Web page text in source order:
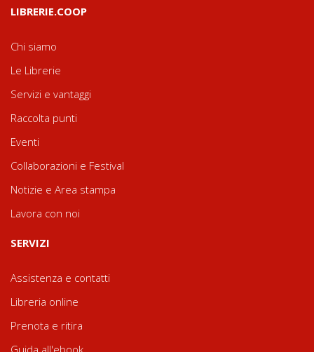
LIBRERIE.COOP
Chi siamo
Le Librerie
Servizi e vantaggi
Raccolta punti
Eventi
Collaborazioni e Festival
Notizie e Area stampa
Lavora con noi
SERVIZI
Assistenza e contatti
Libreria online
Prenota e ritira